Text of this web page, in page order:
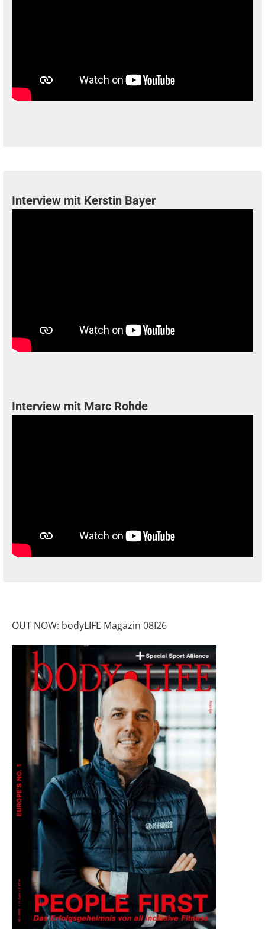
Interview mit Kerstin Bayer
Interview mit Marc Rohde
OUT NOW: bodyLIFE Magazin 08I26